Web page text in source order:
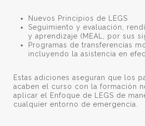
Nuevos Principios de LEGS
Seguimiento y evaluación,
y aprendizaje (MEAL, por sus
Programas de transferencias
incluyendo la asistencia en
Estas adiciones aseguran que los
acaben el curso con la formación
aplicar el Enfoque de LEGS de
cualquier entorno de emergencia.